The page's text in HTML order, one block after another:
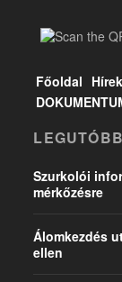
Főoldal Hírek
Szurkolói
mérkőzésre
Álomkezdés
ellen